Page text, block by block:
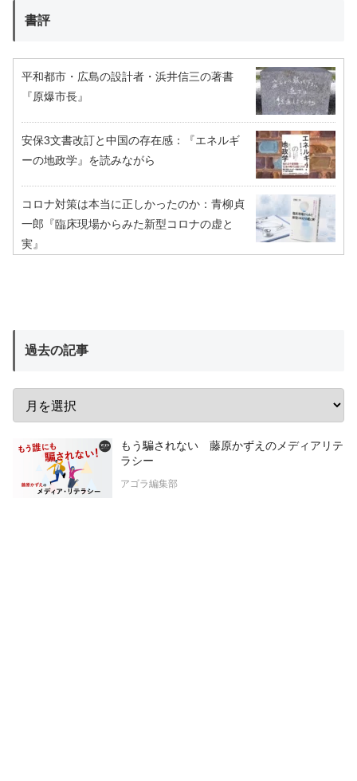
書評
平和都市・広島の設計者・浜井信三の著書
『原爆市長』
安保3文書改訂と中国の存在感：『エネルギ
ーの地政学』を読みながら
コロナ対策は本当に正しかったのか：青柳貞
一郎『臨床現場からみた新型コロナの虚と
実』
過去の記事
もう騙されない 藤原かずえのメディアリテ
ラシー
アゴラ編集部